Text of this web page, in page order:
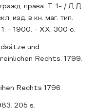
права. Т. 1- / Д.Д.
изд. в кн. маг. тип.
- 1900. - XX, 300 с.
und
Rechts. 1799.
Rechts 1796.
205 s.